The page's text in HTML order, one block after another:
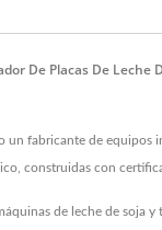
De Placas De
fabricante de
construidas con
de leche de